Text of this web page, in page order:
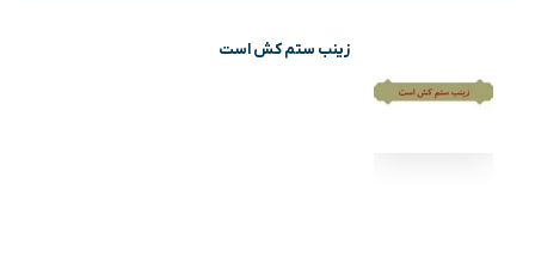
زینب ستم کش است